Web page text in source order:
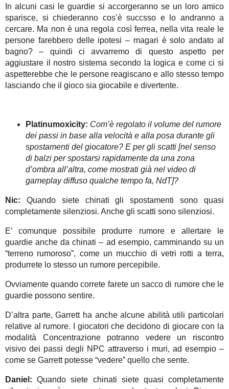
In alcuni casi le guardie si accorgeranno se un loro amico
sparisce, si chiederanno cos’è succsso e lo andranno a
cercare. Ma non è una regola così ferrea, nella vita reale le
persone farebbero delle ipotesi – magari è solo andato al
bagno? – quindi ci avvarremo di questo aspetto per
aggiustare il nostro sistema secondo la logica e come ci si
aspetterebbe che le persone reagiscano e allo stesso tempo
lasciando che il gioco sia giocabile e divertente.
Platinumoxicity: Com’è regolato il volume del rumore
dei passi in base alla velocità e alla posa durante gli
spostamenti del giocatore? E per gli scatti [nel senso
di balzi per spostarsi rapidamente da una zona
d’ombra all’altra, come mostrati già nel video di
gameplay diffuso qualche tempo fa, NdT]?
Nic: Quando siete chinati gli spostamenti sono quasi
completamente silenziosi. Anche gli scatti sono silenziosi.
E’ comunque possibile produrre rumore e allertare le
guardie anche da chinati – ad esempio, camminando su un
“terreno rumoroso”, come un mucchio di vetri rotti a terra,
produrrete lo stesso un rumore percepibile.
Ovviamente quando correte farete un sacco di rumore che le
guardie possono sentire.
D’altra parte, Garrett ha anche alcune abilità utili particolari
relative al rumore. I giocatori che decidono di giocare con la
modalità Concentrazione potranno vedere un riscontro
visivo dei passi degli NPC attraverso i muri, ad esempio –
come se Garrett potesse “vedere” quello che sente.
Daniel: Quando siete chinati siete quasi completamente